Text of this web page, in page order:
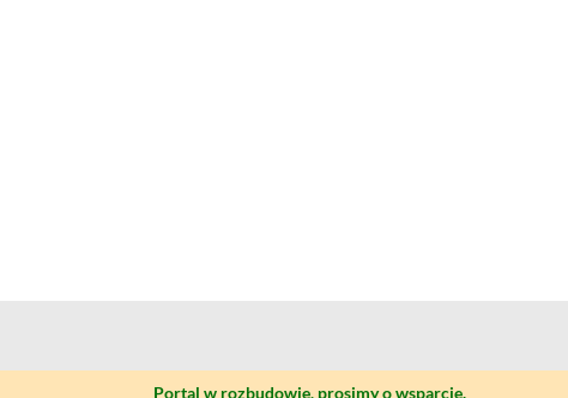
Portal w rozbudowie, prosimy o wsparcie.